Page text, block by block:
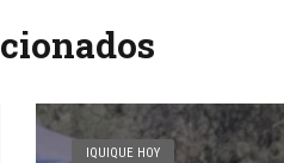
IQUIQUE HOY